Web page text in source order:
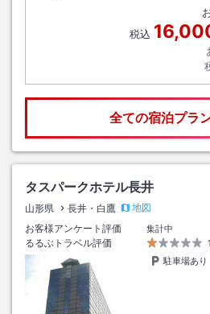
税込
全ての宿泊プラ
タスパークホテル長井
山形県 長井・白鷹
地図
お客様アンケート評価
集計中
るるぶトラベル評価
1
駐車場あり